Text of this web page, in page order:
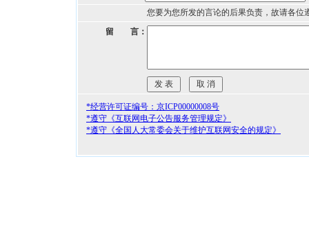
您要为您所发的言论的后果负责，故请各位
留 言：
*经营许可证编号：京ICP00000008号
*遵守《互联网电子公告服务管理规定》
*遵守《全国人大常委会关于维护互联网安全的规定》